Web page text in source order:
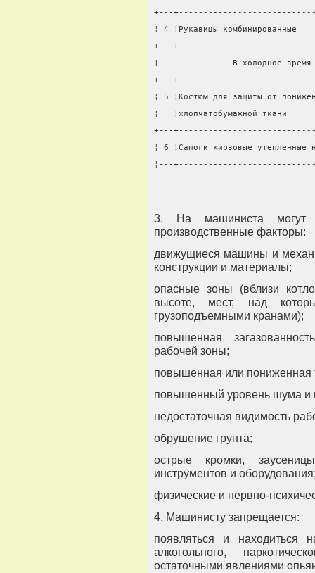
+---
¦ 4 ¦Рукавицы
+---
¦               В холодное
+---
¦ 5 ¦Костюм для защиты от
¦   ¦хлопчатобумажной
+---
¦ 6 ¦Сапоги кирзовые
¦---
3. На машиниста могут
производственные факторы:
движущиеся машины и
конструкции и материалы;
опасные зоны (вблизи
высоте, мест, над
грузоподъемными кранами);
повышенная
рабочей зоны;
повышенная или пониженная
повышенный уровень шума и
недостаточная видимость
обрушение грунта;
острые кромки,
инструментов и
физические и нервно-
4. Машинисту запрещается:
появляться и находиться
алкогольного,
остаточными явлениями